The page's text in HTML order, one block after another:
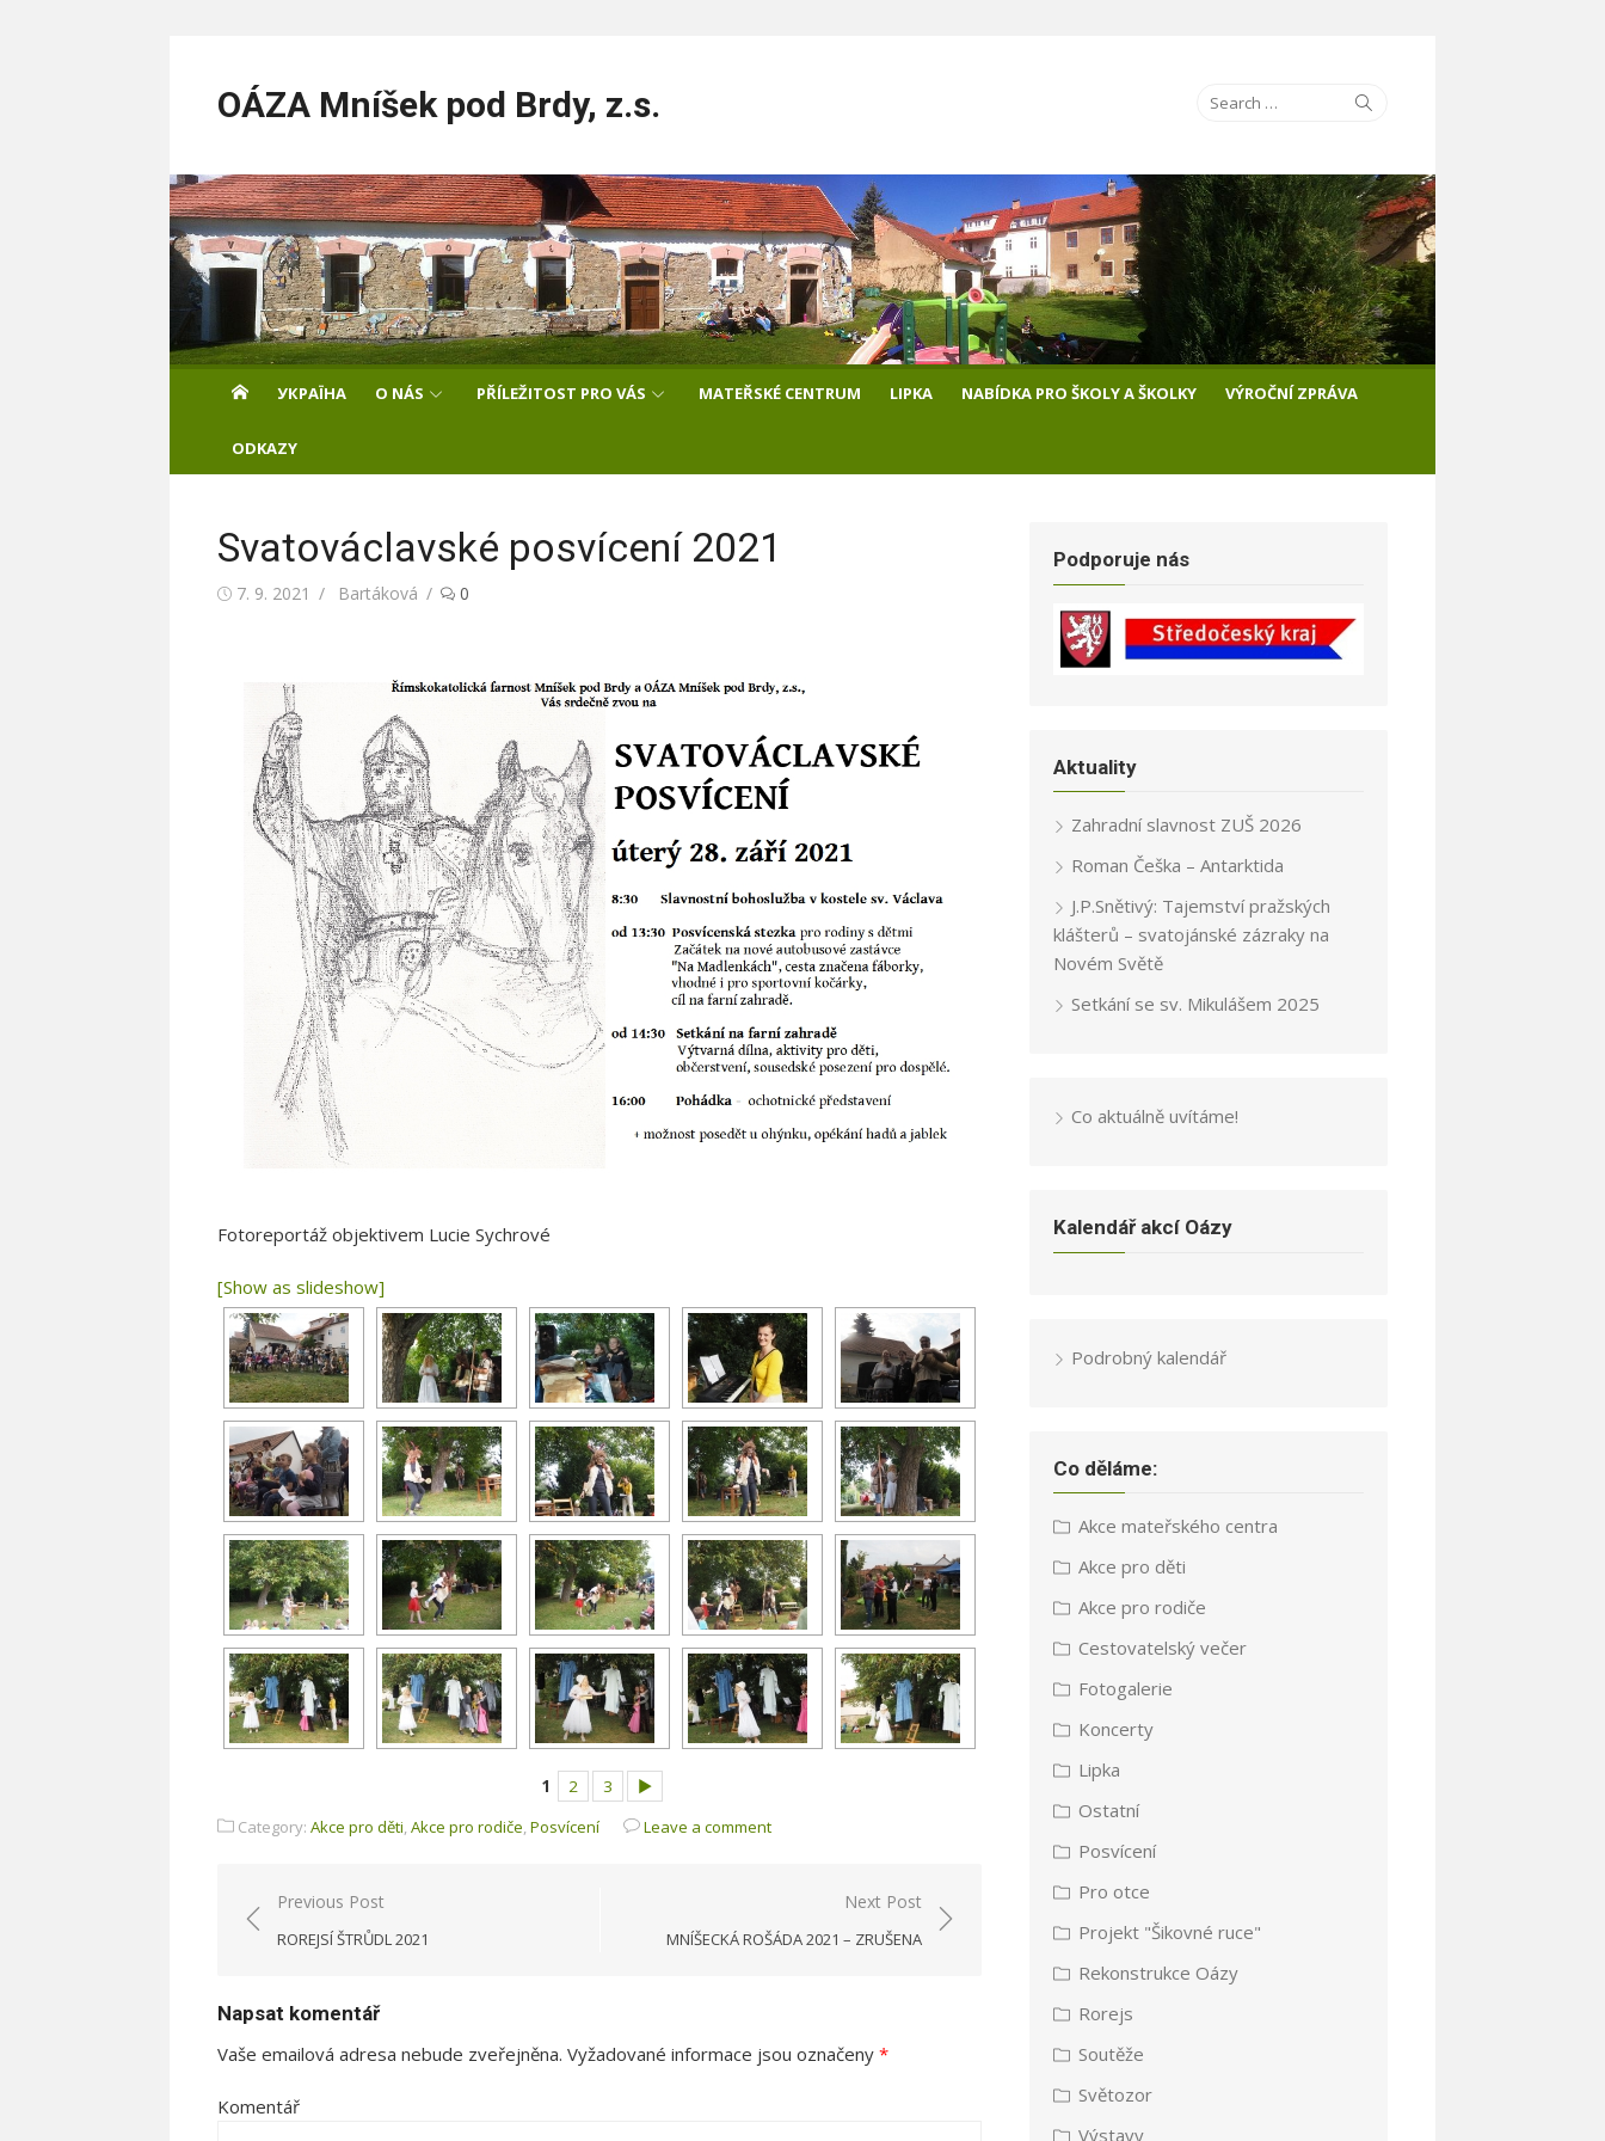
contentOÁZA Mníšek pod Brdy, z.s.
Search
УКРАЇНА O NÁS PŘÍLEŽITOST PRO VÁS MATEŘSKÉ CENTRUM LIPKA NABÍDKA PRO ŠKOLY A ŠKOLKY VÝROČNÍ ZPRÁVA
ODKAZY
Svatováclavské posvícení 2021
Posted
7. 9. 2021 Author
Bartáková 0
Fotoreportáž objektivem Lucie Sychrové
[Show as slideshow]
1 2 3
►
Category: Akce pro děti Akce pro rodiče Posvícení Leave a comment
Navigace
příspěvek
Previous Post
ROREJSÍ ŠTRŮDL 2021
Next Post
MNÍŠECKÁ ROŠÁDA 2021 – ZRUŠENA
Napsat komentář
Vaše emailová adresa nebude zveřejněna. Vyžadované informace jsou označeny *
Komentář
Podporuje nás
Aktuality
Zahradní slavnost ZUŠ 2026
Roman Češka – Antarktida
J.P.Snětivý: Tajemství pražských
klášterů – svatojánské zázraky na
Novém Světě
Setkání se sv. Mikulášem 2025
Co aktuálně uvítáme!
Kalendář akcí Oázy
Podrobný kalendář
Co děláme:
Akce mateřského centra
Akce pro děti
Akce pro rodiče
Cestovatelský večer
Fotogalerie
Koncerty
Lipka
Ostatní
Posvícení
Pro otce
Projekt "Šikovné ruce"
Rekonstrukce Oázy
Rorejs
Soutěže
Světozor
Výstavy